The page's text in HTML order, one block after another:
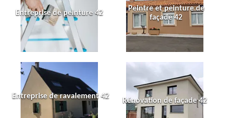
Entreprise de peinture 42
Peintre et peinture de
façade 42
Entreprise de ravalement 42
Rénovation de façade 42